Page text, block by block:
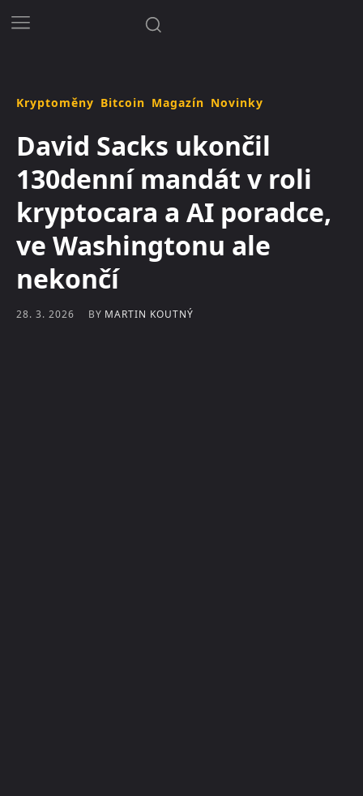
Kryptoměny Bitcoin Magazín Novinky
David Sacks ukončil
130denní mandát v roli
kryptocara a AI poradce,
ve Washingtonu ale
nekončí
28. 3. 2026 BY MARTIN KOUTNÝ